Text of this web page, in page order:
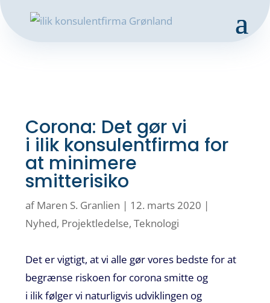
Corona: Det gør vi
i ilik konsulentfirma for
at minimere
smitterisiko
afMaren S. Granlien | 12. marts 2020 |
Nyhed, Projektledelse,Teknologi
Det er vigtigt, at vi alle gør vores bedste for at
begrænse riskoen for corona smitte og
i ilikfølger vi naturligvis udviklingen og